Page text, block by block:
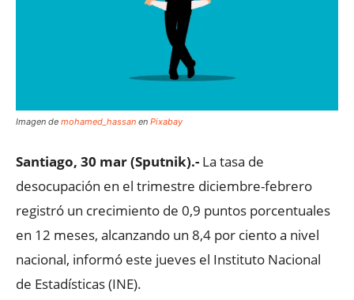
Imagen de mohamed_hassan en Pixabay
Santiago, 30 mar (Sputnik).- La tasa de
desocupación en el trimestre diciembre-febrero
registró un crecimiento de 0,9 puntos porcentuales
en 12 meses, alcanzando un 8,4 por ciento a nivel
nacional, informó este jueves el Instituto Nacional
de Estadísticas (INE).